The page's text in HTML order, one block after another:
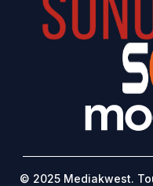
© 2025 Mediakwest.